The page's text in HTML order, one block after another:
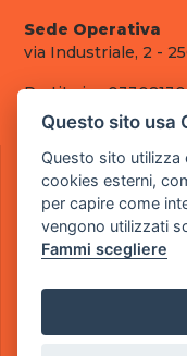
Sede Operativa
via Industriale, 2 -
Partita iva
Cod. SDI: RMRCWXR
CONTATTI
e-mail:
tel.: +39 030 376
tel.: +39 030 336
pec:
LINK UTILI
Informazioni
Questo sito usa
Questo sito utilizza
cookies esterni,
per capire come
vengono utilizzati
Fammi scegliere